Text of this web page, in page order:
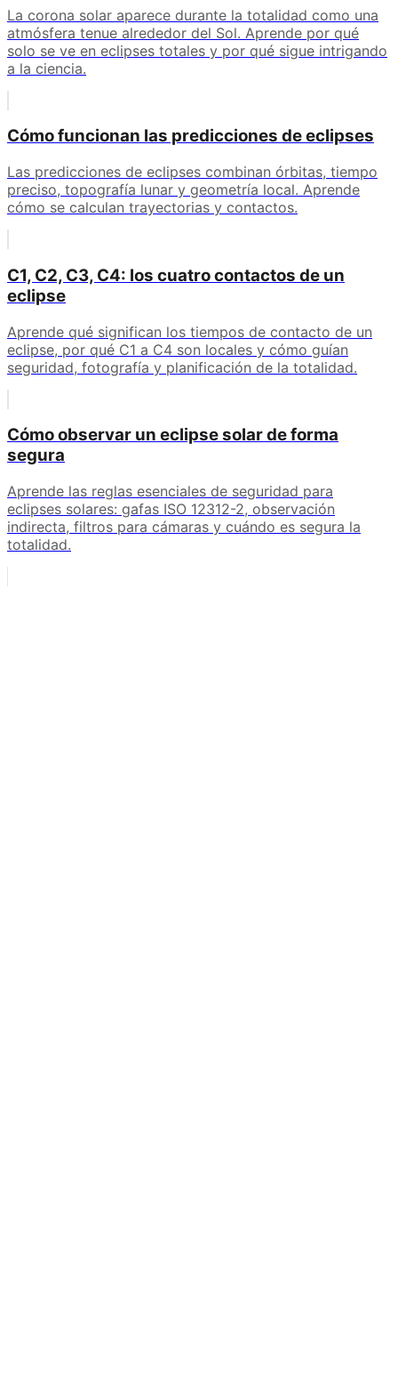
La corona solar aparece durante la totalidad como una
atmósfera tenue alrededor del Sol. Aprende por qué
solo se ve en eclipses totales y por qué sigue intrigando
a la ciencia.
Cómo funcionan las predicciones de eclipses
Las predicciones de eclipses combinan órbitas, tiempo
preciso, topografía lunar y geometría local. Aprende
cómo se calculan trayectorias y contactos.
C1, C2, C3, C4: los cuatro contactos de un
eclipse
Aprende qué significan los tiempos de contacto de un
eclipse, por qué C1 a C4 son locales y cómo guían
seguridad, fotografía y planificación de la totalidad.
Cómo observar un eclipse solar de forma
segura
Aprende las reglas esenciales de seguridad para
eclipses solares: gafas ISO 12312-2, observación
indirecta, filtros para cámaras y cuándo es segura la
totalidad.